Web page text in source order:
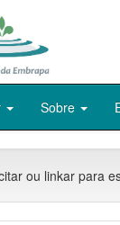
Sobre
ou linkar para